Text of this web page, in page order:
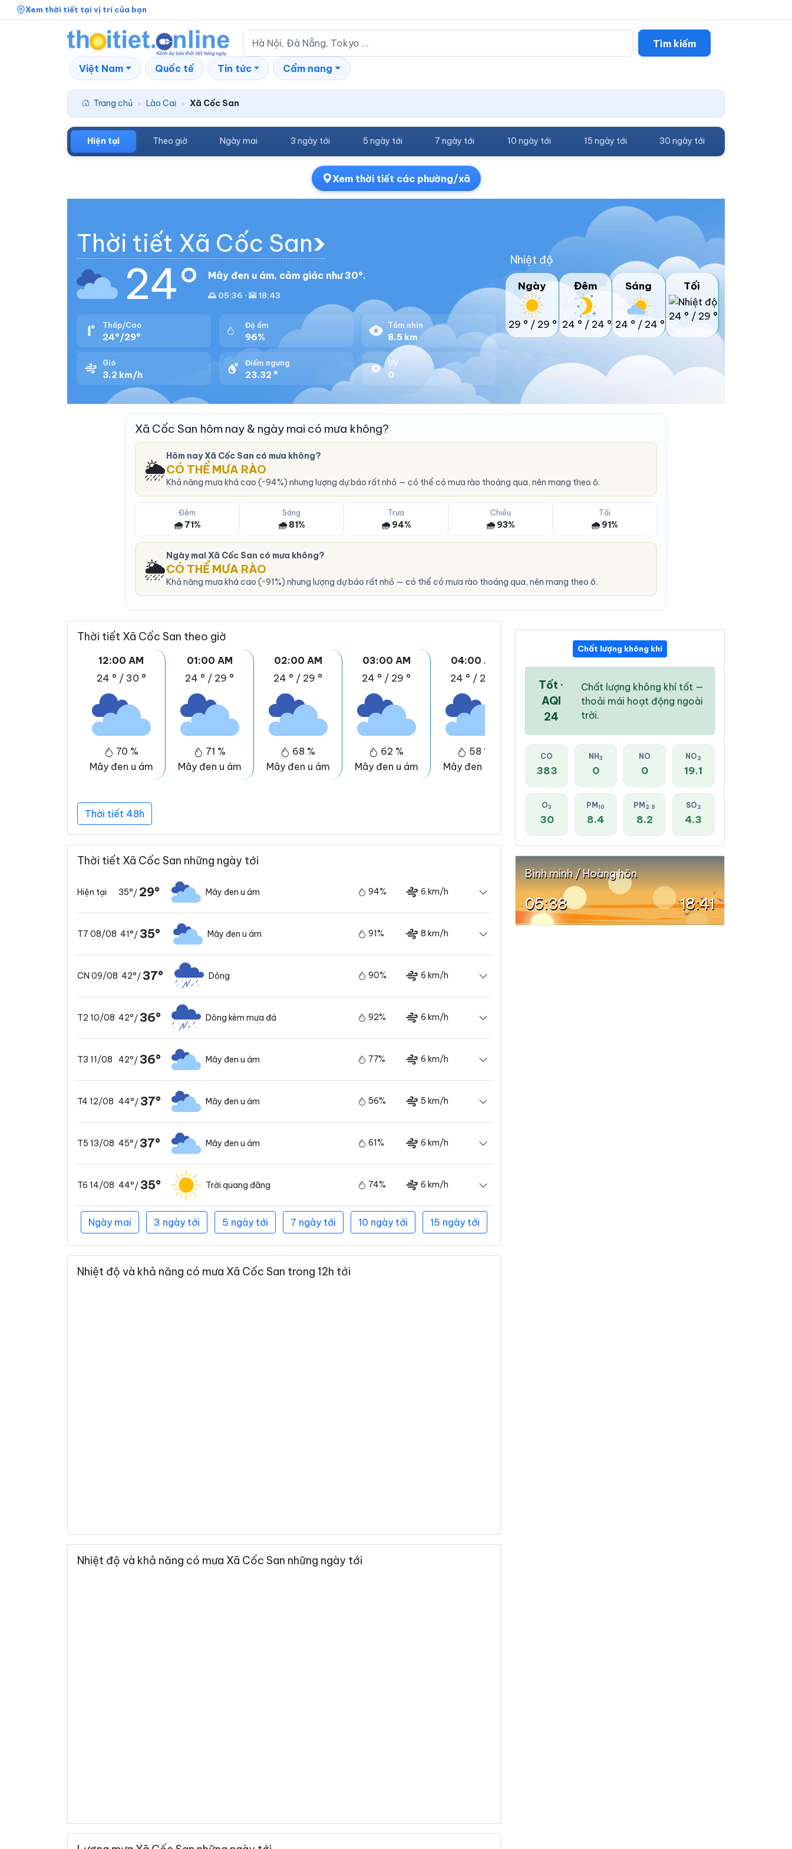
Xem thời tiết tại vị trí của bạn
Tìm kiếm
Việt Nam Quốc tế Tin tức Cẩm nang
Trang chủ › Lào Cai › Xã Cốc San
Hiện tại Theo giờ Ngày mai 3 ngày tới 5 ngày tới 7 ngày tới 10 ngày tới 15 ngày tới 30 ngày tới
Xem thời tiết các phường/xã
Thời tiết Xã Cốc San
24° Mây đen u ám, cảm giác như 30°.
🌅 05:36 · 🌇 18:43
Thấp/Cao
24°/29°
Độ ẩm
96%
Tầm nhìn
8.5 km
Gió
3.2 km/h
Điểm ngưng
23.32 °
UV
0
Nhiệt độ
Ngày
29 ° / 29 °
Đêm
24 ° / 24 °
Sáng
24 ° / 24 °
Tối
24 ° / 29 °
Xã Cốc San hôm nay & ngày mai có mưa không?
🌦️
Hôm nay Xã Cốc San có mưa không?
CÓ THỂ MƯA RÀO
Khả năng mưa khá cao (~94%) nhưng lượng dự báo rất nhỏ — có thể có mưa rào thoáng qua, nên mang theo ô.
Đêm
🌧️ 71%
Sáng
🌧️ 81%
Trưa
🌧️ 94%
Chiều
🌧️ 93%
Tối
🌧️ 91%
🌦️
Ngày mai Xã Cốc San có mưa không?
CÓ THỂ MƯA RÀO
Khả năng mưa khá cao (~91%) nhưng lượng dự báo rất nhỏ — có thể có mưa rào thoáng qua, nên mang theo ô.
Thời tiết Xã Cốc San theo giờ
12:00 AM
24 ° / 30 °
70 %
Mây đen u ám
01:00 AM
24 ° / 29 °
71 %
Mây đen u ám
02:00 AM
24 ° / 29 °
68 %
Mây đen u ám
03:00 AM
24 ° / 29 °
62 %
Mây đen u ám
04:00 AM
24 ° / 29 °
58 %
Mây đen u ám
05:00 AM
24 °
Mây đen u ám
06:00 AM
53 %
Mây đen u ám
Thời tiết 48h
Thời tiết Xã Cốc San những ngày tới
Hiện tại 35°/ 29° Mây đen u ám 94% 6 km/h
T7 08/08 41°/35° Mây đen u ám 91% 8 km/h
CN 09/08 42°/37° Dông 90% 6 km/h
T2 10/08 42°/36° Dông kèm mưa đá 92% 6 km/h
T3 11/08 42°/36° Mây đen u ám 77% 6 km/h
T4 12/08 44°/37° Mây đen u ám 56% 5 km/h
T5 13/08 45°/37° Mây đen u ám 61% 6 km/h
T6 14/08 44°/35° Trời quang đãng 74% 6 km/h
Ngày mai 3 ngày tới 5 ngày tới 7 ngày tới 10 ngày tới 15 ngày tới
Nhiệt độ và khả năng có mưa Xã Cốc San trong 12h tới
Nhiệt độ và khả năng có mưa Xã Cốc San những ngày tới
Chất lượng không khí
Tốt ·
AQI
24
Chất lượng không khí tốt —
thoải mái hoạt động ngoài
trời.
CO
383
NH 3
0
NO
0
NO2
19.1
O3
30
PM 10
8.4
PM 2.5
8.2
SO2
4.3
Bình minh / Hoàng hôn
05:38 18:41